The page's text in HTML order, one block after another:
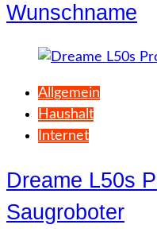
Wunschname
Allgemein
Haushalt
Internet
Dreame L50s
Saugroboter